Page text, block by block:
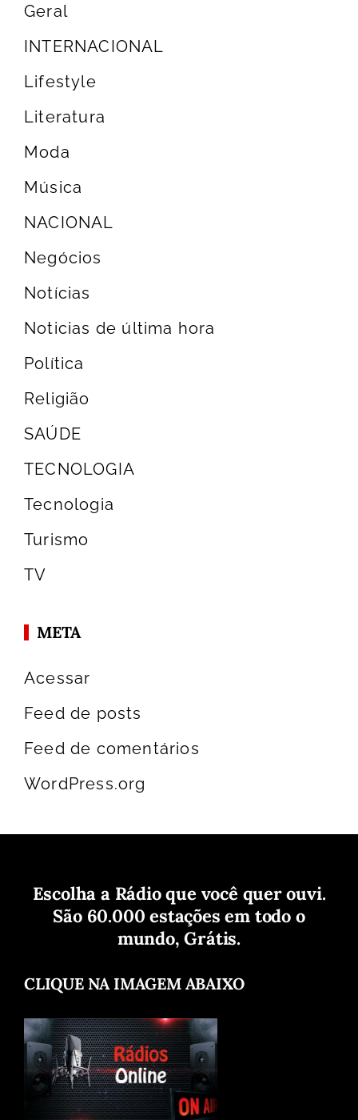
Geral
INTERNACIONAL
Lifestyle
Literatura
Moda
Música
NACIONAL
Negócios
Notícias
Noticias de última hora
Política
Religião
SAÚDE
TECNOLOGIA
Tecnologia
Turismo
TV
META
Acessar
Feed de posts
Feed de comentários
WordPress.org
Escolha a Rádio que você quer ouvi.
São 60.000 estações em todo o
mundo, Grátis.
CLIQUE NA IMAGEM ABAIXO